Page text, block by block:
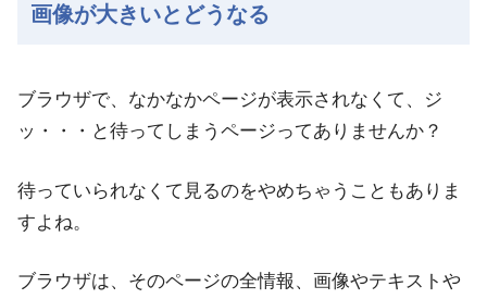
画像が大きいとどうなる
ブラウザで、なかなかページが表示されなくて、ジ
ッ・・・と待ってしまうページってありませんか？
待っていられなくて見るのをやめちゃうこともありま
すよね。
ブラウザは、そのページの全情報、画像やテキストや